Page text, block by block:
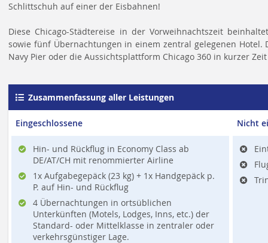
Schlittschuh auf einer der Eisbahnen!
Diese Chicago-Städtereise in der Vorweihnachtszeit
sowie fünf Übernachtungen in einem zentral gelegenen
Navy Pier oder die Aussichtsplattform Chicago 360 in kurzer
Zusammenfassung aller Leistungen
Eingeschlossene
Hin- und Rückflug in Economy Class ab
DE/AT/CH mit renommierter Airline
1x Aufgabegepäck (23 kg) + 1x Handgepäck p.
P. auf Hin- und Rückflug
4 Übernachtungen in ortsüblichen
Unterkünften (Motels, Lodges, Inns, etc.) der
Standard- oder Mittelklasse in zentraler oder
verkehrsgünstiger Lage.
Nicht